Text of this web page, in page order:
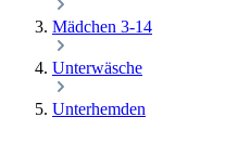
Mädchen 3-14
Unterwäsche
Unterhemden